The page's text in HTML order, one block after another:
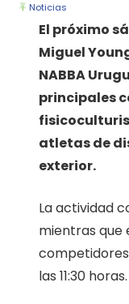
Noticias
El próximo
Miguel
NABBA
principales
atletas de
exterior.
La actividad
mientras que
las 11:30 horas.